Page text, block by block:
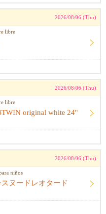
2026/08/06 (Thu)
libre
2026/08/06 (Thu)
libre
original white 24"
2026/08/06 (Thu)
niños
スヌードレオタード